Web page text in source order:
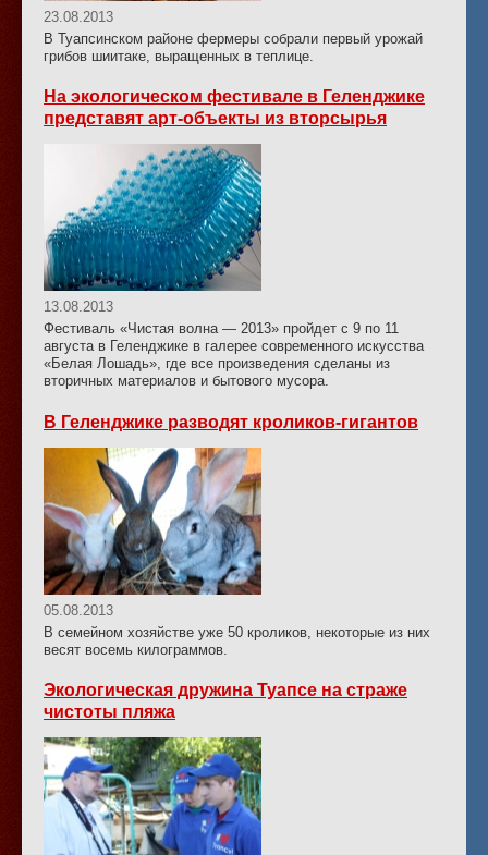
23.08.2013
В Туапсинском районе фермеры собрали первый урожай
грибов шиитаке, выращенных в теплице.
На экологическом фестивале в Геленджике
представят арт-объекты из вторсырья
13.08.2013
Фестиваль «Чистая волна — 2013» пройдет с 9 по 11
августа в Геленджике в галерее современного искусства
«Белая Лошадь», где все произведения сделаны из
вторичных материалов и бытового мусора.
В Геленджике разводят кроликов-гигантов
05.08.2013
В семейном хозяйстве уже 50 кроликов, некоторые из них
весят восемь килограммов.
Экологическая дружина Туапсе на страже
чистоты пляжа